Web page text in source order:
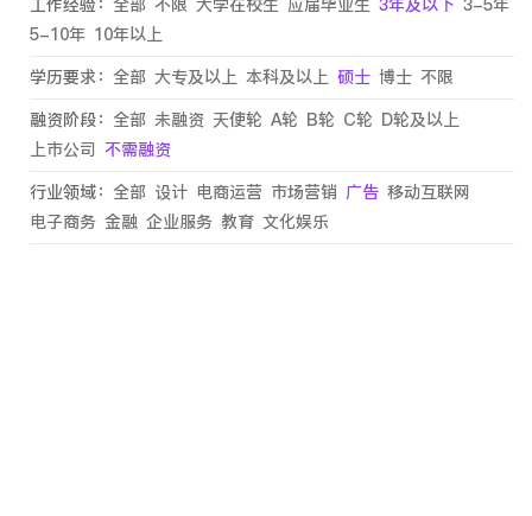
工作经验： 全部 不限 大学在校生 应届毕业生 3年及以下 3-5年
5-10年 10年以上
学历要求： 全部 大专及以上 本科及以上 硕士 博士 不限
融资阶段： 全部 未融资 天使轮 A轮 B轮 C轮 D轮及以上
上市公司 不需融资
行业领域： 全部 设计 电商运营 市场营销 广告 移动互联网
电子商务 金融 企业服务 教育 文化娱乐